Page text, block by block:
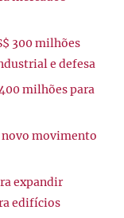
300 milhões
e defesa
milhões para
novo movimento
expandir
edifícios